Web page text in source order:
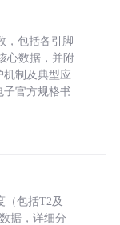
，包括各引脚
心数据，并附
机制及典型应
子官方规格书
（包括T2及
据，详细分